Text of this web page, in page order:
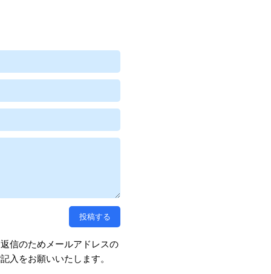
信のためメールアドレスの
入をお願いいたします。